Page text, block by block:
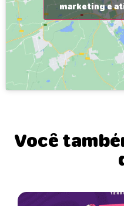
marketing e
Você